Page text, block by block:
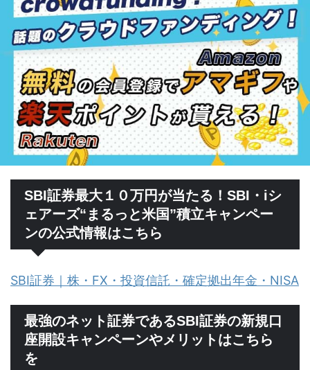
SBI証券最大１０万円が当たる！SBI・iシ
ェアーズ“まるっと米国”積立キャンペー
ンの公式情報はこちら
SBI証券｜株・FX・投資信託・確定拠出年金・NISA
最強のネット証券であるSBI証券の新規口
座開設キャンペーンやメリットはこちら
を